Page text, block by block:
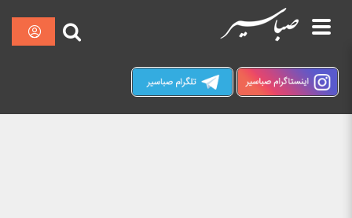
در حال حاضر ارتباط با سرور قطع می باشد لطفا
پرش
صبا سیر کرمان